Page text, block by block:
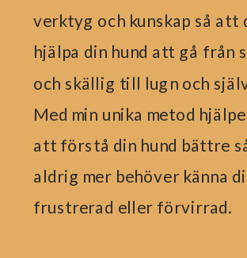
verktyg och kunskap så att
hjälpa din hund att gå från
och skällig till lugn och
Med min unika metod
att förstå din hund bättre
aldrig mer behöver känna
frustrerad eller förvirrad.